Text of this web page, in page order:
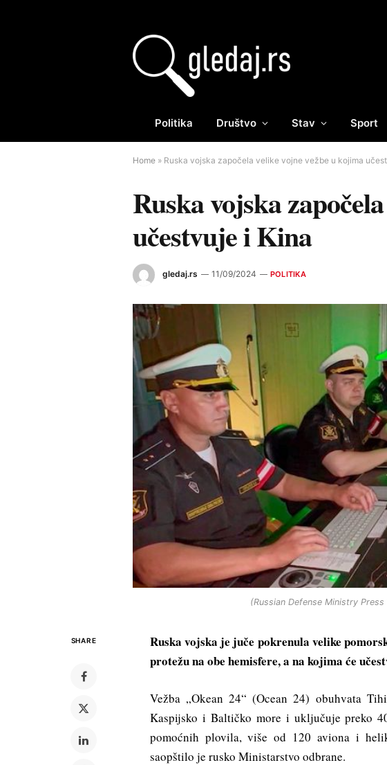
Politika Društvo Stav Sport
Home » Ruska vojska započela velike vojne vežbe u kojima
Ruska vojska
učestvuje i Kina
gledaj.rs 11/09/2024 POLITIKA
(Russian Defense Ministry Press
SHARE
Ruska vojska je juče pokrenula velike
protežu na obe hemisfere, a na kojima će
Vežba „Okean 24“ (Ocean 24) obuhvata
Kaspijsko i Baltičko more i uključuje preko
pomoćnih plovila, više od 120 aviona i
saopštilo je rusko Ministarstvo odbrane.